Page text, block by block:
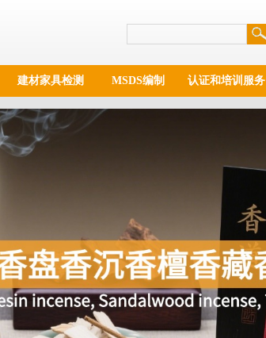
建材家具检测 MSDS编制 认证和培训服务